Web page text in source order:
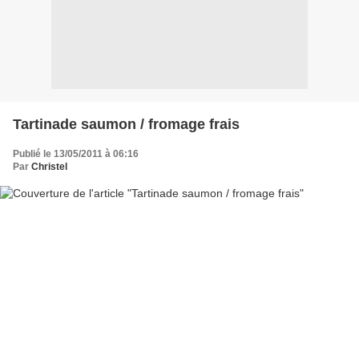
Tartinade saumon / fromage frais
Publié le 13/05/2011 à 06:16
Par Christel